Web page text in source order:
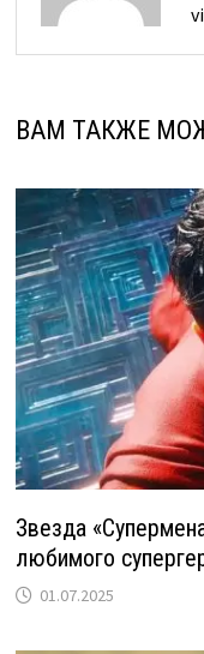
ВАМ ТАКЖЕ
Звезда
любимого
01.07.2025